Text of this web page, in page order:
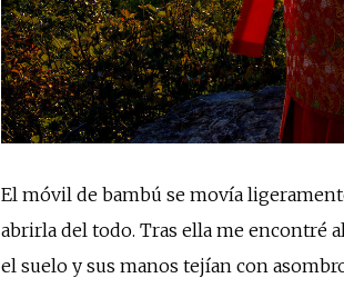
El móvil de bambú se movía
abrirla del todo. Tras ella me encontré
el suelo y sus manos tejían con